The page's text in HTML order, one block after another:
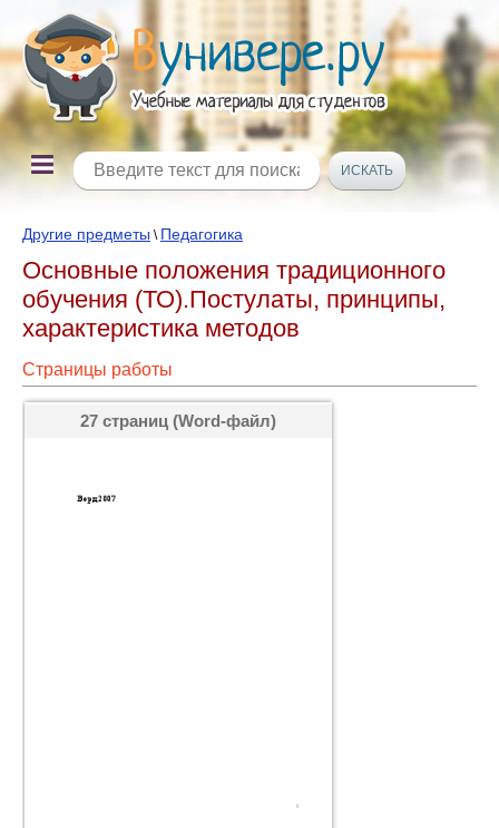
Другие предметы \ Педагогика
Основные положения традиционного
обучения (ТО).Постулаты, принципы,
характеристика методов
Страницы работы
27 страниц (Word-файл)